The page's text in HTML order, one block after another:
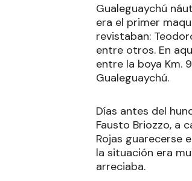
Gualeguaychú
era el primer
revistaban:
entre otros. En
entre la boya Km.
Gualeguaychú.
Días antes del
Fausto Briozzo, a
Rojas guarecerse
la situación era
arreciaba.